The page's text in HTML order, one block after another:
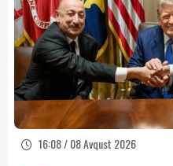
16:08 / 08 Avqust 2026